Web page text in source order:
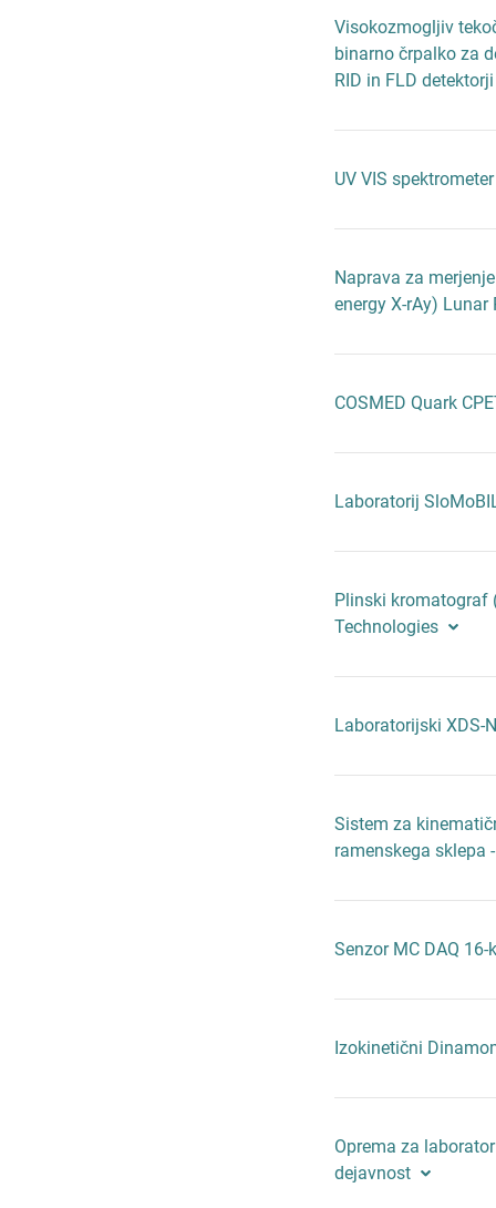
Visokozmogljiv
binarno črpalko za
RID in FLD
UV VIS
Naprava za
energy X-rAy)
COSMED Quark
Laboratorij
Plinski kromatograf
Technologies
Laboratorijski XDS-
Sistem za
ramenskega sklepa
Senzor MC DAQ
Izokinetični
Oprema za
dejavnost